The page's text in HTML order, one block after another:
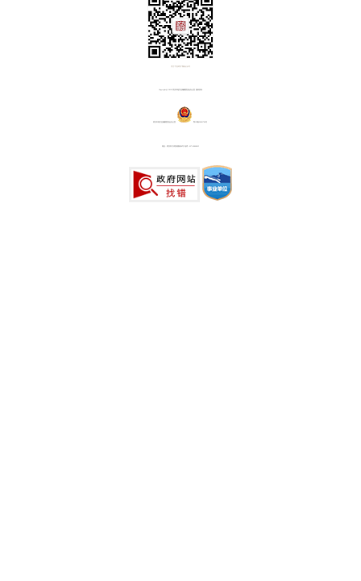
关注“方志武汉”微信公众号
Copyright@ 2018 武汉市地方志编纂委员会办公室 版权所有
武汉市地方志编纂委员会办公室 鄂ICP备20001764号